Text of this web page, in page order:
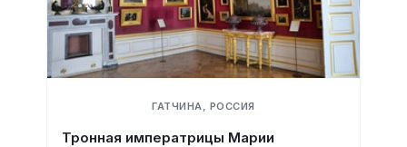
ГАТЧИНА, РОССИЯ
Тронная императрицы Марии